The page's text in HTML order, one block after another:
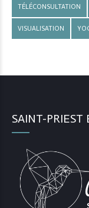
TÉLÉCONSULTATION
VISUALISATION
SAINT-PRIEST